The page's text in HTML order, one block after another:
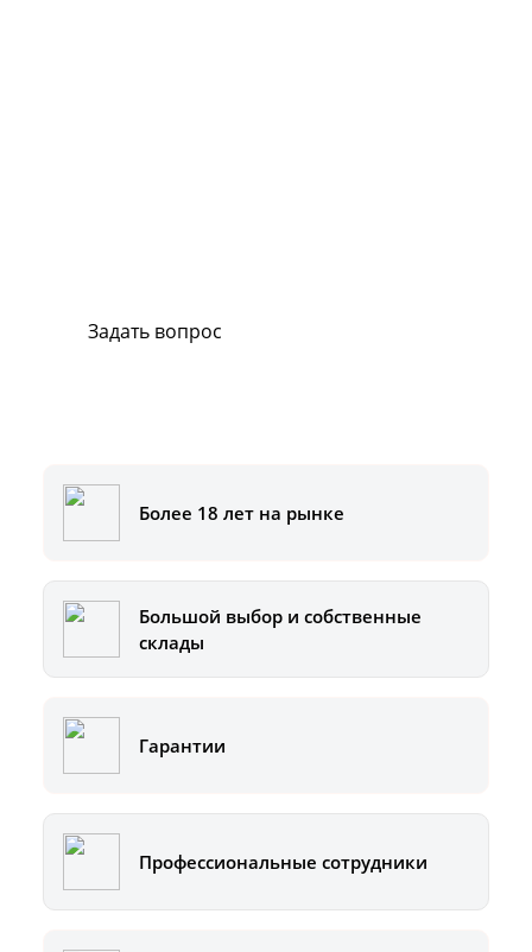
Задать вопрос
Более 18 лет на рынке
Большой выбор и собственные
склады
Гарантии
Профессиональные сотрудники